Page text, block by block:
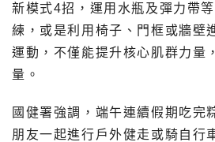
新模式4招，運用水瓶及彈力帶
練，或是利用椅子、門框或牆壁
運動，不僅能提升核心肌群力量
量。
國健署強調，端午連續假期吃完
朋友一起進行戶外健走或騎自行